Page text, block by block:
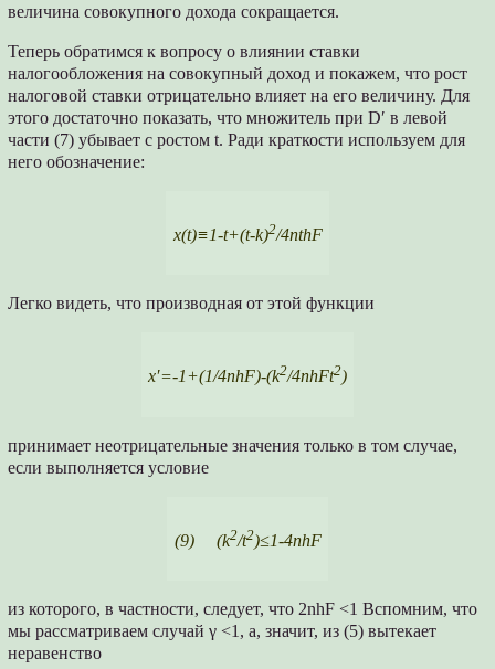
величина совокупного дохода сокращается.
Теперь обратимся к вопросу о влиянии ставки
налогообложения на совокупный доход и покажем, что рост
налоговой ставки отрицательно влияет на его величину. Для
этого достаточно показать, что множитель при D′ в левой
части (7) убывает с ростом t. Ради краткости используем для
него обозначение:
x(t)≡1-t+(t-k)2/4nthF
Легко видеть, что производная от этой функции
x′=-1+(1/4nhF)-(k2/4nhFt2)
принимает неотрицательные значения только в том случае,
если выполняется условие
(9) (k2/t2)≤1-4nhF
из которого, в частности, следует, что 2nhF <1 Вспомним, что
мы рассматриваем случай γ <1, а, значит, из (5) вытекает
неравенство